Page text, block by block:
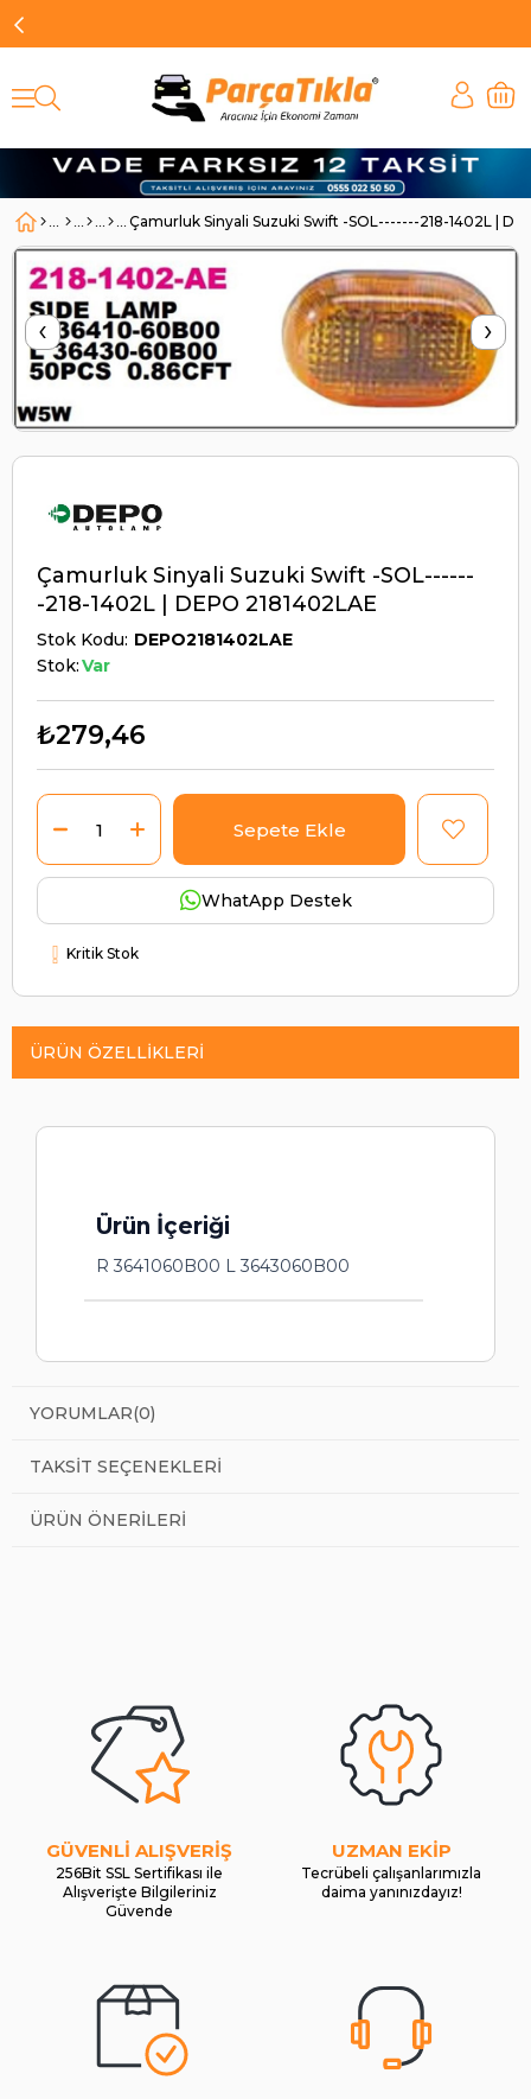
Çamurluk Sinyali Suzuki Swift -SOL-------218-1402L |
‹ ›
Çamurluk Sinyali Suzuki Swift -SOL------
-218-1402L | DEPO 2181402LAE
Stok Kodu DEPO2181402LAE
Stok:Var
₺279,46
WhatApp Destek
Kritik Stok
ÜRÜN ÖZELLIKLERI
Ürün İçeriği
R 3641060B00 L 3643060B00
YORUMLAR(0)
TAKSIT SEÇENEKLERI
ÜRÜN ÖNERILERI
GÜVENLİ ALIŞVERİŞ
256Bit SSL Sertifikası ile
Alışverişte Bilgileriniz
Güvende
UZMAN EKİP
Tecrübeli çalışanlarımızla
daima yanınızdayız!